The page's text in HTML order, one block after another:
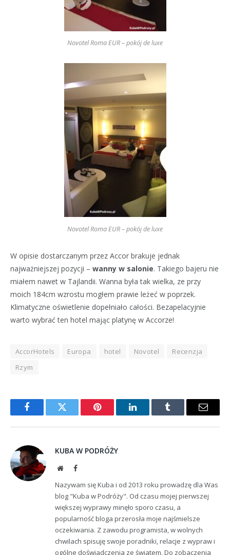
Novotel Roma EUR – pokój de luxe
Novotel Roma EUR – pokój de luxe
W opisie dostarczanym przez Accor brakuje jednak
najważniejszej pozycji – wanny w salonie. Takiego bajeru nie
miałem nawet w Tajlandii. Wanna była tak wielka, ze przy
moich 184cm wzrostu mogłem prawie leżeć w poprzek.
Klimatyczne oświetlenie dopełniało całości. Bezapelacyjnie
warto wybrać ten hotel mając platynę w Accorze!
AccorHotels Europa hotel Novotel
Recenzja
Rzym
FacebookTwitter Pinterest LinkedInTumblr Email
KUBA W PODRÓŻY
WebsiteFacebook
Nazywam się Kuba i od 2013 roku prowadzę dla Was
blog "Kuba w Podróży". Od czasu mojej pierwszej
większej wyprawy minęło sporo czasu, a
popularność bloga przerosła moje najśmielsze
oczekiwania. Z zawodu programista, w wolnych
chwilach spisuję swoje poradniki, relacje z wypraw i
ogólne doświadczenia ze światem. Do zobaczenia